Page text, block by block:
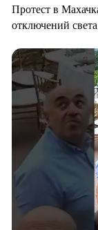
Протест в
отключений света